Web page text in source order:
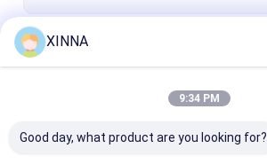
Membrane en nylon
Protecteur de transducteur
XINNA
9:34 PM
Good day, what product are you looking for?